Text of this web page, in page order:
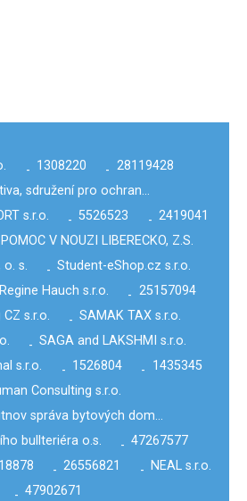
- 1308220 - 28119428
sdružení pro ochran…
s.r.o. - 5526523 - 2419041
POMOC V NOUZI LIBERECKO, Z.S.
o. s. - Student-eShop.cz s.r.o.
Regine Hauch s.r.o. - 25157094
s.r.o. - SAMAK TAX s.r.o.
- SAGA and LAKSHMI s.r.o.
s.r.o. - 1526804 - 1435345
Consulting s.r.o.
správa bytových dom…
bullteriéra o.s. - 47267577
- 26556821 - NEAL s.r.o.
- 47902671